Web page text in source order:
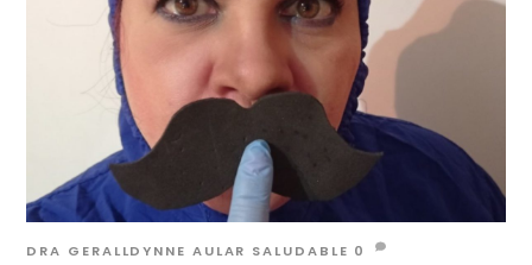
DRA GERALLDYNNE AULAR SALUDABLE 0